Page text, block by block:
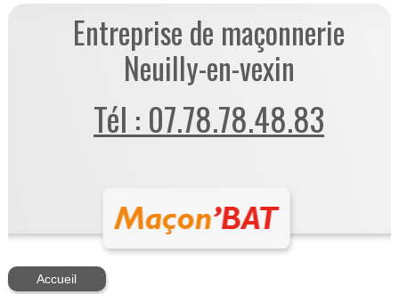
Entreprise de maçonnerie
Neuilly-en-vexin
Tél : 07.78.78.48.83
Accueil